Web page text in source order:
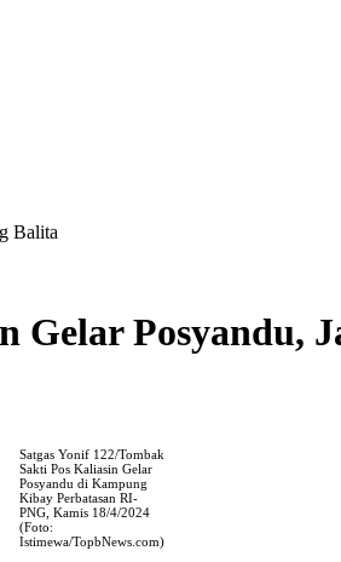
Balita
Gelar Posyandu,
Satgas Yonif 122/Tombak
Sakti Pos Kaliasin Gelar
Posyandu di Kampung
Kibay Perbatasan RI-
PNG, Kamis 18/4/2024
(Foto:
Istimewa/TopbNews.com)